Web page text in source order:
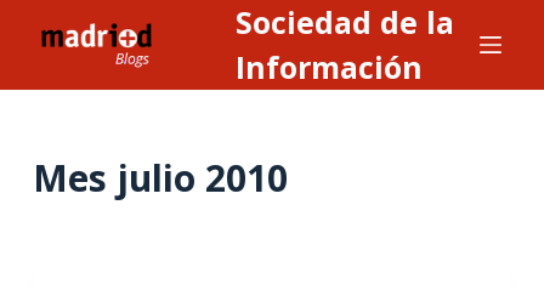
l
Sociedad de la
Información
Mes julio 2010